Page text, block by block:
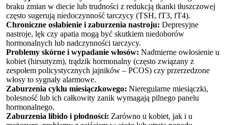
braku zmian w diecie lub trudności z redukcją tkanki tłuszczowej
często sugerują niedoczynność tarczycy (TSH, fT3, fT4).
Chroniczne osłabienie i zaburzenia nastroju: Depresyjne
nastroje, lęk czy apatia mogą być skutkiem niedoborów
hormonalnych lub nadczynności tarczycy.
Problemy skórne i wypadanie włosów: Nadmierne owłosienie u
kobiet (hirsutyzm), trądzik hormonalny (często związany z
zespołem policystycznych jajników – PCOS) czy przerzedzone
włosy to sygnały alarmowe.
Zaburzenia cyklu miesiączkowego: Nieregularne miesiączki,
bolesność lub ich całkowity zanik wymagają pilnego panelu
hormonalnego.
Zaburzenia libido i płodności: Zarówno u kobiet, jak i u